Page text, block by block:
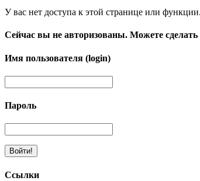
У вас нет доступа к этой странице или
Сейчас вы не авторизованы. Можете
Имя пользователя (login)
Пароль
Ссылки